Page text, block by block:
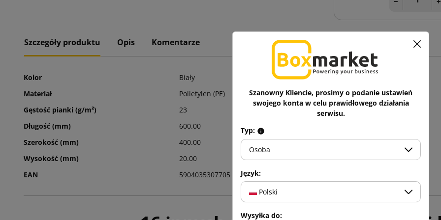
Szczegóły produktu Opis Komentarze
Kolor
Biały
Materiał
Polietylen (PE)
Gęstość pianki (g/m²)
23
Długość (mm)
600.00
Szerokość (mm)
400.00
Wysokość (mm)
20.00
EAN
5904035307705
Szanowny Kliencie, prosimy o podanie ustawień
swojego konta w celu prawidłowego działania
serwisu.
Typ:
Osoba
Język:
Polski
Wysyłka do: